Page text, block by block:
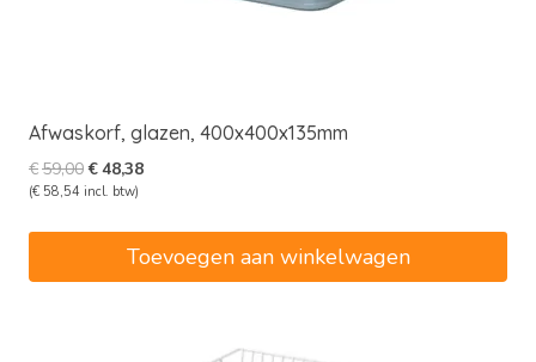
Afwaskorf, glazen, 400x400x135mm
€59,00Oorspronkelijke
prijs
€48,38Huidige
(€ 58,54 incl. btw)
Toevoegen aan winkelwagen